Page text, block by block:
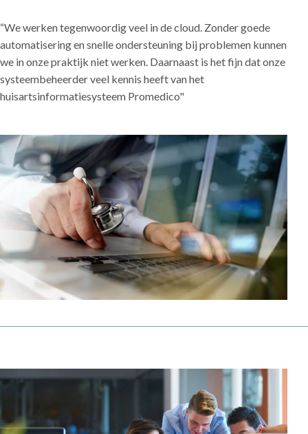
“We werken tegenwoordig veel in de cloud. Zonder goede
automatisering en snelle ondersteuning bij problemen kunnen
we in onze praktijk niet werken. Daarnaast is het fijn dat onze
systeembeheerder veel kennis heeft van het
huisartsinformatiesysteem Promedico"